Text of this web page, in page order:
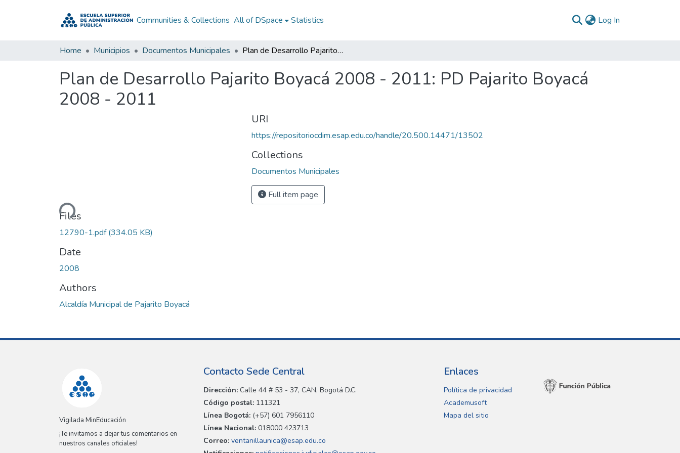
Communities & Collections All of DSpace Statistics Log In
Home Municipios Documentos Municipales Plan de Desarrollo Pajarito Boyacá 2008 - 2011: PD Pajarito Boyacá 2008 - 2011
Plan de Desarrollo Pajarito Boyacá 2008 - 2011: PD Pajarito Boyacá
2008 - 2011
Loading...
Files
12790-1.pdf(334.05 KB)
Date
2008
Authors
Alcaldía Municipal de Pajarito Boyacá
URI
https://repositoriocdim.esap.edu.co/handle/20.500.14471/13502
Collections
Documentos Municipales
Full item page
Vigilada MinEducación
¡Te invitamos a dejar tus comentarios en
nuestros canales oficiales!
Contacto Sede Central
Dirección: Calle 44 # 53 - 37, CAN, Bogotá D.C.
Código postal: 111321
Línea Bogotá: (+57) 601 7956110
Línea Nacional: 018000 423713
Correo: ventanillaunica@esap.edu.co
Enlaces
Política de privacidad
Academusoft
Mapa del sitio